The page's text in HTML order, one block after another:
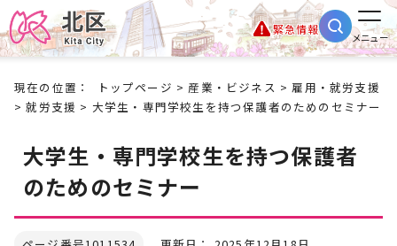
緊急情報
メニュー
現在の位置： トップページ > 産業・ビジネス >雇用・就労支援
>就労支援 > 大学生・専門学校生を持つ保護者のためのセミナー
大学生・専門学校生を持つ保護者
のためのセミナー